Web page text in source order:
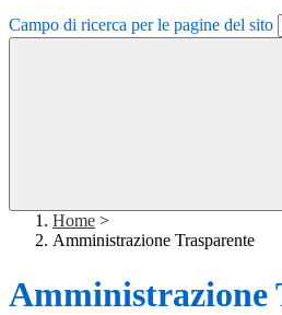
Campo di ricerca per le pagine del sito
Home >
Amministrazione Trasparente
Amministrazione